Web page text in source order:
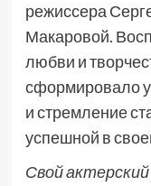
режиссера
Макаровой.
любви и
сформировало у
и стремление
успешной в
Свой